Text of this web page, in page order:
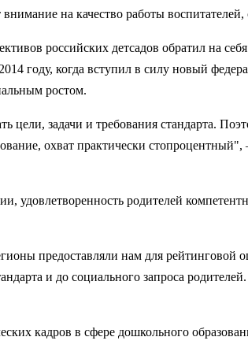
на качество работы воспитателей,
российских детсадов обратил на
году, когда вступил в силу новый
ростом.
цели, задачи и требования стандарта.
охват практически
родителей
предоставляли нам для рейтинговой
и до социального запроса
кадров в сфере дошкольного